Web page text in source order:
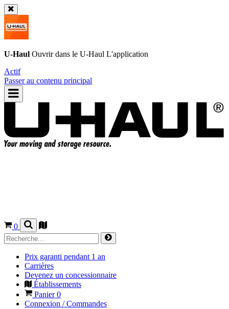
U-Haul Ouvrir dans le U-Haul L'application
Actif
Passer au contenu principal
0
Prix garanti pendant 1 an
Carrières
Devenez un concessionnaire
Établissements
Panier0
Connexion / Commandes